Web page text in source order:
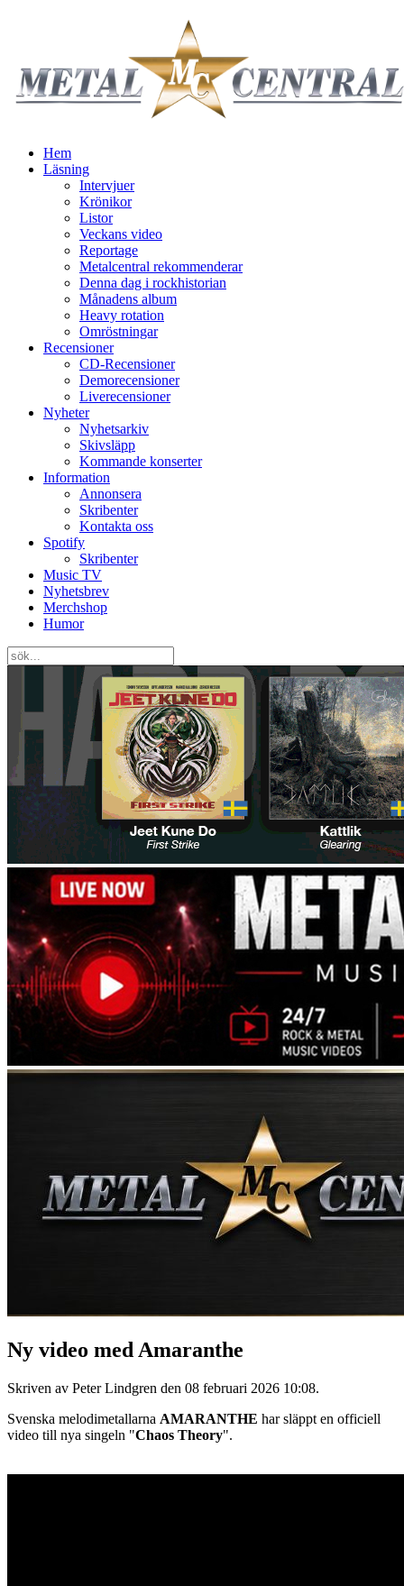
Hem
Läsning
Intervjuer
Krönikor
Listor
Veckans video
Reportage
Metalcentral rekommenderar
Denna dag i rockhistorian
Månadens album
Heavy rotation
Omröstningar
Recensioner
CD-Recensioner
Demorecensioner
Liverecensioner
Nyheter
Nyhetsarkiv
Skivsläpp
Kommande konserter
Information
Annonsera
Skribenter
Kontakta oss
Spotify
Skribenter
Music TV
Nyhetsbrev
Merchshop
Humor
Ny video med Amaranthe
Skriven av Peter Lindgren den 08 februari 2026 10:08.
Svenska melodimetallarna AMARANTHE har släppt en officiell
video till nya singeln "Chaos Theory".